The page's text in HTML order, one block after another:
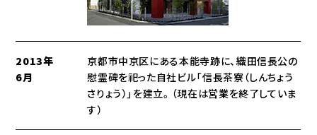
2013年
6月
京都市中京区にある本能寺跡に、織田信長公の
慰霊碑を祀った自社ビル「信長茶寮（しんちょう
さりょう）」を建立。（現在は営業を終了していま
す）